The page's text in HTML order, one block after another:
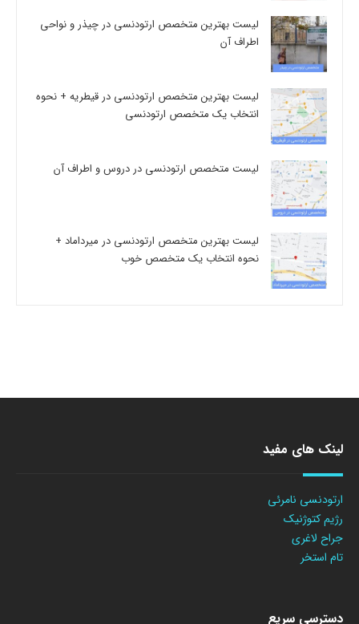
لیست بهترین متخصص ارتودنسی در چیذر و نواحی
اطراف آن
لیست بهترین متخصص ارتودنسی در قیطریه + نحوه
انتخاب یک متخصص ارتودنسی
لیست متخصص ارتودنسی در دروس و اطراف آن
لیست بهترین متخصص ارتودنسی در میرداماد +
نحوه انتخاب یک متخصص خوب
لینک های مفید
ارتودنسی نامرئی
رژیم کتوژنیک
جراح لاغری
تام استخر
دسترسی سریع